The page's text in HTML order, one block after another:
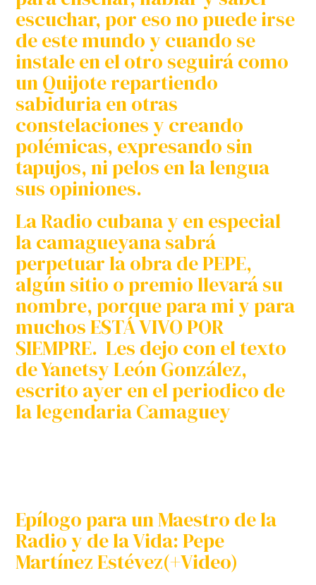
escuchar, por eso no puede irse
de este mundo y cuando se
instale en el otro seguirá como
un Quijote repartiendo
sabiduria en otras
constelaciones y creando
polémicas, expresando sin
tapujos, ni pelos en la lengua
sus opiniones.
La Radio cubana y en especial
la camagueyana sabrá
perpetuar la obra de PEPE,
algún sitio o premio llevará su
nombre, porque para mi y para
muchos ESTÁ VIVO POR
SIEMPRE. Les dejo con el texto
deYanetsy León González,
escrito ayer en el periodico de
la legendaria Camaguey
Epílogo para un Maestro de la
Radio y de la Vida: Pepe
Martínez Estévez(+Video)